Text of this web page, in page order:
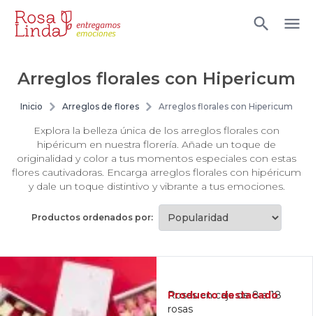
Arreglos florales con Hipericum
Inicio Arreglos de flores Arreglos florales con Hipericum
Explora la belleza única de los arreglos florales con
hipéricum en nuestra florería. Añade un toque de
originalidad y color a tus momentos especiales con estas
flores cautivadoras. Encarga arreglos florales con hipéricum
y dale un toque distintivo y vibrante a tus emociones.
Productos ordenados por:
Producto destacado
Rosas en caja de 8 a 18
rosas